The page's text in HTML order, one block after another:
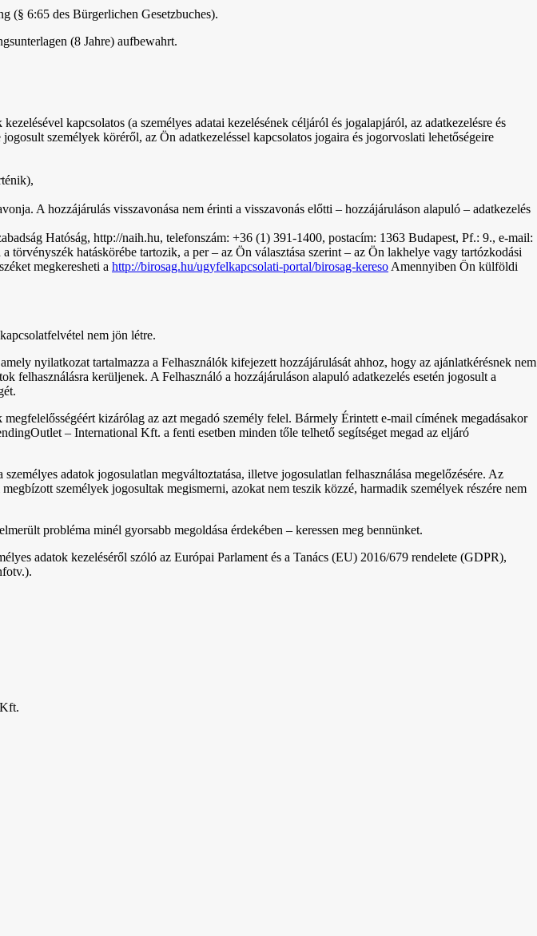
(§ 6:65 des Bürgerlichen Gesetzbuches).
(8 Jahre) aufbewahrt.
kapcsolatos (a személyes adatai kezelésének céljáról és jogalapjáról, az adatkezelésre és
személyek köréről, az Ön adatkezeléssel kapcsolatos jogaira és jogorvoslati lehetőségeire
A hozzájárulás visszavonása nem érinti a visszavonás előtti – hozzájáruláson alapuló – adatkezelés
Hatóság, http://naih.hu, telefonszám: +36 (1) 391-1400, postacím: 1363 Budapest, Pf.: 9., e-mail:
hatáskörébe tartozik, a per – az Ön választása szerint – az Ön lakhelye vagy tartózkodási
megkeresheti a http://birosag.hu/ugyfelkapcsolati-portal/birosag-kereso Amennyiben Ön külföldi
nem jön létre.
nyilatkozat tartalmazza a Felhasználók kifejezett hozzájárulását ahhoz, hogy az ajánlatkérésnek nem
felhasználásra kerüljenek. A Felhasználó a hozzájáruláson alapuló adatkezelés esetén jogosult a
kizárólag az azt megadó személy felel. Bármely Érintett e-mail címének megadásakor
– International Kft. a fenti esetben minden tőle telhető segítséget megad az eljáró
adatok jogosulatlan megváltoztatása, illetve jogosulatlan felhasználása megelőzésére. Az
személyek jogosultak megismerni, azokat nem teszik közzé, harmadik személyek részére nem
probléma minél gyorsabb megoldása érdekében – keressen meg bennünket.
adatok kezeléséről szóló az Európai Parlament és a Tanács (EU) 2016/679 rendelete (GDPR),